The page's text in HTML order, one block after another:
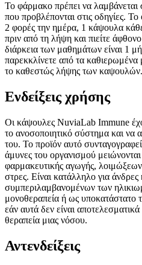
Το φάρμακο πρέπει να
που προβλέπονται στις οδηγίες.
2 φορές την ημέρα, 1 κάψουλα
πριν από τη λήψη και πιείτε
διάρκεια των μαθημάτων είναι 1
παρεκκλίνετε από τα καθιερωμένα
το καθεστώς λήψης των καψουλών.
Ενδείξεις χρήσης
Οι κάψουλες NuviaLab Immune
το ανοσοποιητικό σύστημα και
του. Το προϊόν αυτό
άμυνες του οργανισμού
φαρμακευτικής αγωγής,
στρες. Είναι κατάλληλο για άνδρες
συμπεριλαμβανομένων των
μονοθεραπεία ή ως υποκατάστατο
εάν αυτά δεν είναι
θεραπεία μιας νόσου.
Αντενδείξεις